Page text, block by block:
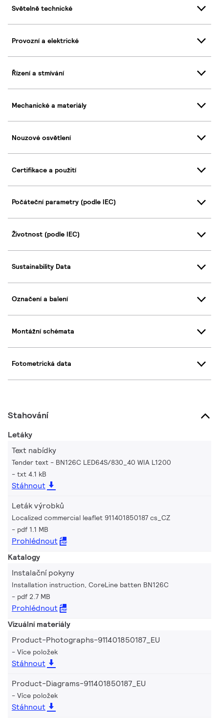
Světelně technické
Provozní a elektrické
Řízení a stmívání
Mechanické a materiály
Nouzové osvětlení
Certifikace a použití
Počáteční parametry (podle IEC)
Životnost (podle IEC)
Sustainability Data
Označení a balení
Montážní schémata
Fotometrická data
Stahování
Letáky
Text nabídky
Tender text - BN126C LED64S/830_40 WIA L1200
txt 4.1 kB
Stáhnout
Leták výrobků
Localized commercial leaflet 911401850187 cs_CZ
pdf 1.1 MB
Prohlédnout
Katalogy
Instalační pokyny
Installation instruction, CoreLine batten BN126C
pdf 2.7 MB
Prohlédnout
Vizuální materiály
Product-Photographs-911401850187_EU
Více položek
Stáhnout
Product-Diagrams-911401850187_EU
Více položek
Stáhnout